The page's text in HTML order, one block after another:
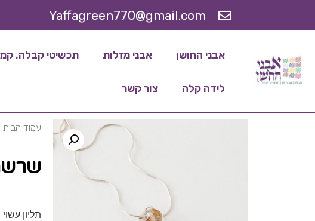
Yaffagreen770@gmail.com
אבני החושן אבני מזלות תכשיטי קבלה,
לידה קלה צור קשר
עמוד הבית
תליון עשוי מכסף